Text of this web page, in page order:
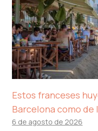
Estos franceses
Barcelona como de
6 de agosto de 2026